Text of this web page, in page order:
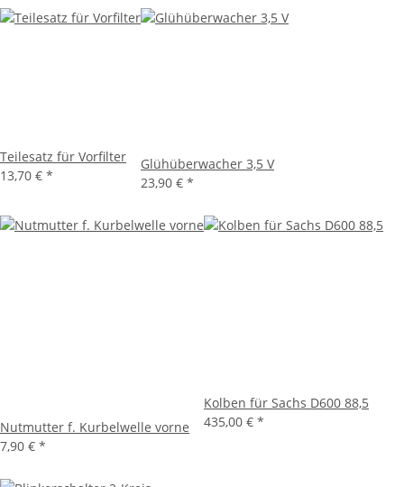
Teilesatz für Vorfilter
13,70 € *
Glühüberwacher 3,5 V
23,90 € *
Nutmutter f. Kurbelwelle vorne
7,90 € *
Kolben für Sachs D600 88,5
435,00 € *